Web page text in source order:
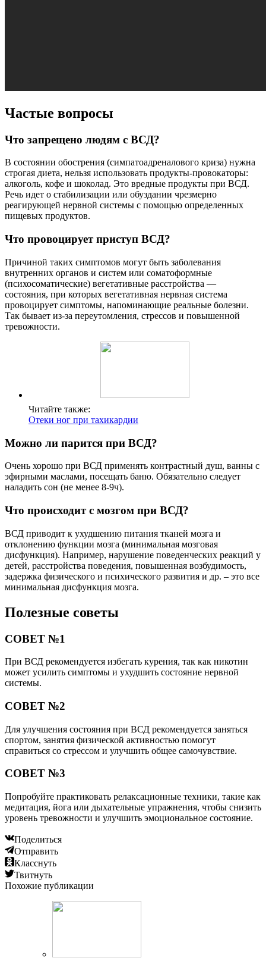
Частые вопросы
Что запрещено людям с ВСД?
В состоянии обострения (симпатоадреналового криза) нужна
строгая диета, нельзя использовать продукты-провокаторы:
алкоголь, кофе и шоколад. Это вредные продукты при ВСД.
Речь идет о стабилизации или обуздании чрезмерно
реагирующей нервной системы с помощью определенных
пищевых продуктов.
Что провоцирует приступ ВСД?
Причиной таких симптомов могут быть заболевания
внутренних органов и систем или соматоформные
(психосоматические) вегетативные расстройства —
состояния, при которых вегетативная нервная система
провоцирует симптомы, напоминающие реальные болезни.
Так бывает из-за переутомления, стрессов и повышенной
тревожности.
Читайте также:
Отеки ног при тахикардии
Можно ли парится при ВСД?
Очень хорошо при ВСД применять контрастный душ, ванны с
эфирными маслами, посещать баню. Обязательно следует
наладить сон (не менее 8-9ч).
Что происходит с мозгом при ВСД?
ВСД приводит к ухудшению питания тканей мозга и
отклонению функции мозга (минимальная мозговая
дисфункция). Например, нарушение поведенческих реакций у
детей, расстройства поведения, повышенная возбудимость,
задержка физического и психического развития и др. – это все
минимальная дисфункция мозга.
Полезные советы
СОВЕТ №1
При ВСД рекомендуется избегать курения, так как никотин
может усилить симптомы и ухудшить состояние нервной
системы.
СОВЕТ №2
Для улучшения состояния при ВСД рекомендуется заняться
спортом, занятия физической активностью помогут
справиться со стрессом и улучшить общее самочувствие.
СОВЕТ №3
Попробуйте практиковать релаксационные техники, такие как
медитация, йога или дыхательные упражнения, чтобы снизить
уровень тревожности и улучшить эмоциональное состояние.
Поделиться
Отправить
Класснуть
Твитнуть
Похожие публикации